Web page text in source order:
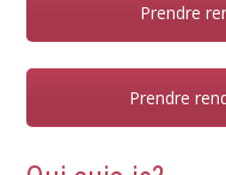
Prendre
Prendre